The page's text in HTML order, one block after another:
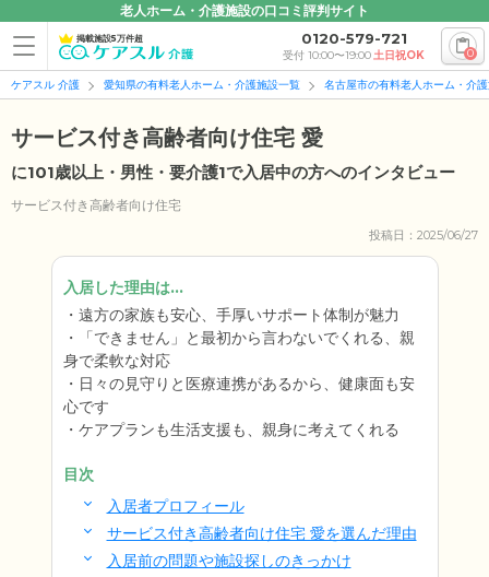
老人ホーム・介護施設の口コミ評判サイト
掲載施設5万件超 0120-579-721
受付 10:00〜19:00土日祝OK 0
ケアスル 介護 愛知県の有料老人ホーム・介護施設一覧 名古屋市の有料老人ホーム・介
サービス付き高齢者向け住宅 愛
に101歳以上・男性・要介護1で入居中の方へのインタビュー
サービス付き高齢者向け住宅
投稿日：2025/06/27
入居した理由は...
遠方の家族も安心、手厚いサポート体制が魅力
「できません」と最初から言わないでくれる、親
身で柔軟な対応
日々の見守りと医療連携があるから、健康面も安
心です
ケアプランも生活支援も、親身に考えてくれる
目次
入居者プロフィール
サービス付き高齢者向け住宅 愛を選んだ理由
入居前の問題や施設探しのきっかけ